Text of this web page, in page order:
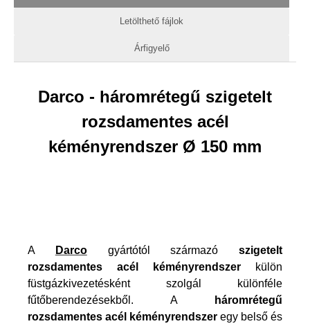
Letölthető fájlok
Árfigyelő
Darco - háromrétegű szigetelt
rozsdamentes acél
kéményrendszer Ø 150 mm
A Darcogyártótól származó szigetelt
rozsdamentes acél kéményrendszer külön
füstgázkivezetésként szolgál különféle
fűtőberendezésekből. A
háromrétegű
rozsdamentes acél kéményrendszer egy belső és